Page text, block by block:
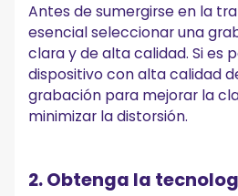
Antes de sumergirse en la
esencial seleccionar una
clara y de alta calidad. Si es
dispositivo con alta calidad
grabación para mejorar la
minimizar la distorsión.
2. Obtenga la